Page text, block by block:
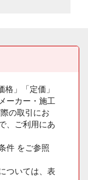
格」「定価」
ーカー・施工
の取引にお
、ご利用にあ
件 をご参照
ついては、表